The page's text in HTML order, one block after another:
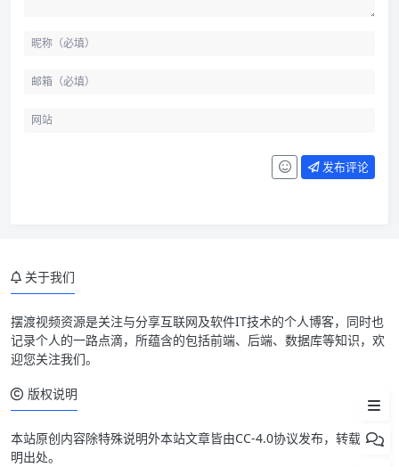
发布评论
MySQL 原始 DDL 为什么危险
pt-osc 不是无脑安全
关于我们
摆渡视频资源是关注与分享互联网及软件IT技术的个人博客，同时也
记录个人的一路点滴，所蕴含的包括前端、后端、数据库等知识，欢
迎您关注我们。
版权说明
本站原创内容除特殊说明外本站文章皆由CC-4.0协议发布，转载请注
明出处。